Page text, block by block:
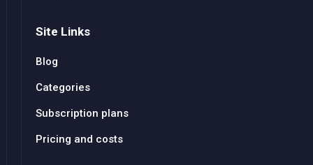
Site Links
Blog
Categories
Subscription plans
Pricing and costs